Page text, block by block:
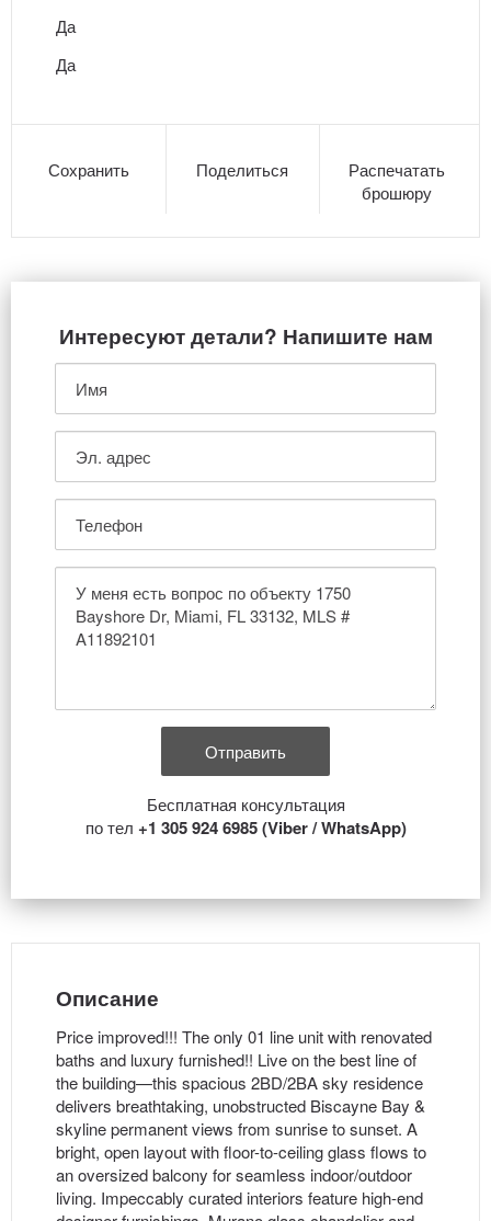
Да
Да
Сохранить Поделиться
Распечатать
брошюру
Интересуют детали? Напишите нам
Бесплатная консультация
по тел +1 305 924 6985 (Viber / WhatsApp)
Описание
Price improved!!! The only 01 line unit with renovated
baths and luxury furnished!! Live on the best line of
the building—this spacious 2BD/2BA sky residence
delivers breathtaking, unobstructed Biscayne Bay &
skyline permanent views from sunrise to sunset. A
bright, open layout with floor-to-ceiling glass flows to
an oversized balcony for seamless indoor/outdoor
living. Impeccably curated interiors feature high-end